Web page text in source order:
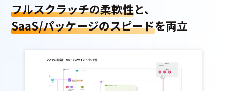
フルスクラッチの柔軟性と、
SaaS/パッケージのスピードを両立